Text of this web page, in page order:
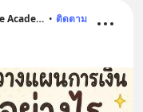
ThaiPFA Thai Professional Finance Academy • ติดตาม